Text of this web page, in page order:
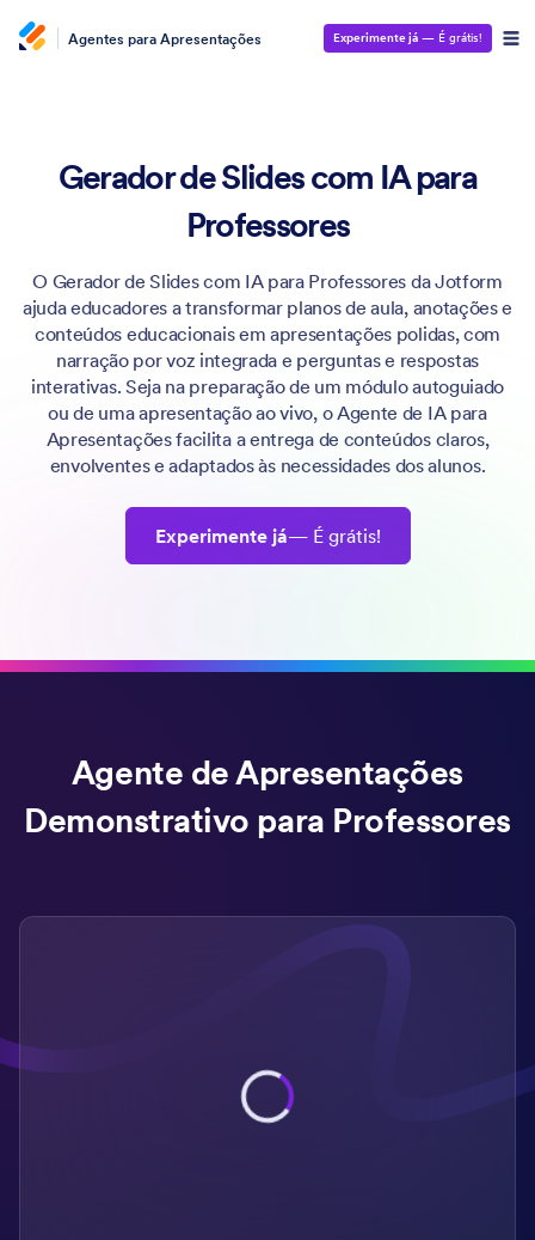
Agentes para Apresentações Experimente já — É grátis!
Gerador de Slides com IA para
Professores
O Gerador de Slides com IA para Professores da Jotform
ajuda educadores a transformar planos de aula, anotações e
conteúdos educacionais em apresentações polidas, com
narração por voz integrada e perguntas e respostas
interativas. Seja na preparação de um módulo autoguiado
ou de uma apresentação ao vivo, o Agente de IA para
Apresentações facilita a entrega de conteúdos claros,
envolventes e adaptados às necessidades dos alunos.
Experimente já— É grátis!
Agente de Apresentações
Demonstrativo para Professores